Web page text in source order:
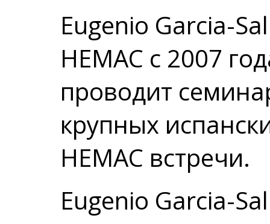
Eugenio Garcia-
HEMAC с 2007
проводит
крупных
HEMAC встречи.
Eugenio Garcia-